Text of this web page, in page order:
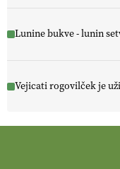
Lunine bukve - lunin
Vejicati rogovilček je